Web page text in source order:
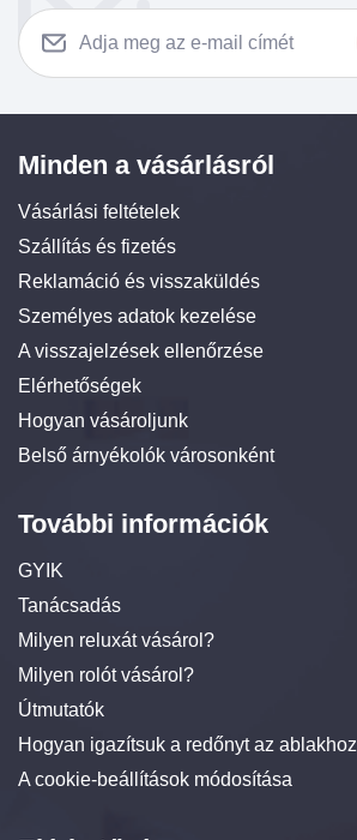
Minden a vásárlásról
Vásárlási feltételek
Szállítás és fizetés
Reklamáció és visszaküldés
Személyes adatok kezelése
A visszajelzések ellenőrzése
Elérhetőségek
Hogyan vásároljunk
Belső árnyékolók városonként
További információk
GYIK
Tanácsadás
Milyen reluxát vásárol?
Milyen rolót vásárol?
Útmutatók
Hogyan igazítsuk a redőnyt az ablakhoz
A cookie-beállítások módosítása